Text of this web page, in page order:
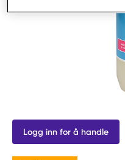
Logg inn for å handle